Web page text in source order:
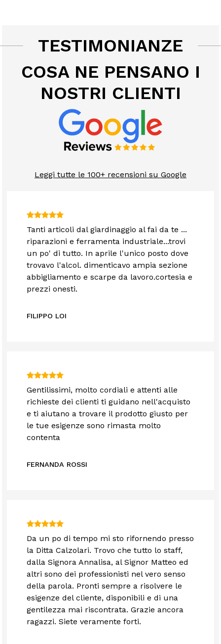
TESTIMONIANZE
COSA NE PENSANO I
NOSTRI CLIENTI
Leggi tutte le 100+ recensioni su Google
Tanti articoli dal giardinaggio al fai da te ...
riparazioni e ferramenta industriale...trovi
un po' di tutto. In aprile l'unico posto dove
trovavo l'alcol. dimenticavo ampia sezione
abbigliamento e scarpe da lavoro.cortesia e
prezzi onesti.
FILIPPO LOI
Gentilissimi, molto cordiali e attenti alle
richieste dei clienti ti guidano nell'acquisto
e ti aiutano a trovare il prodotto giusto per
le tue esigenze sono rimasta molto
contenta
FERNANDA ROSSI
Da un po di tempo mi sto rifornendo presso
la Ditta Calzolari. Trovo che tutto lo staff,
dalla Signora Annalisa, al Signor Matteo ed
altri sono dei professionisti nel vero senso
della parola. Pronti sempre a risolvere le
esigenze del cliente, disponibili e di una
gentilezza mai riscontrata. Grazie ancora
ragazzi. Siete veramente forti.